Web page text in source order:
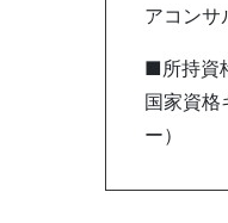
アコンサ
■所持資
国家資格
ー）